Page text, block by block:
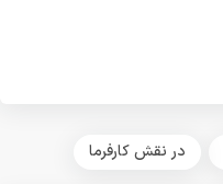
در نقش کارفرما